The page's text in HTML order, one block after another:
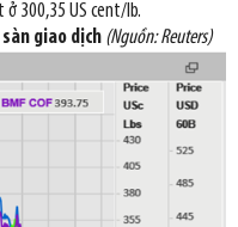
300,35 US cent/lb.
giao dịch (Nguồn: Reuters)